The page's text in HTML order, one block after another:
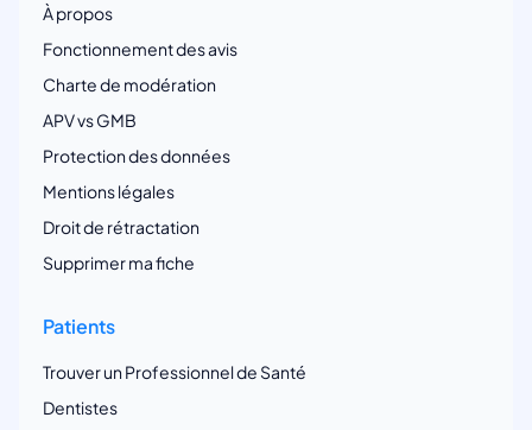
À propos
Fonctionnement des avis
Charte de modération
APV vs GMB
Protection des données
Mentions légales
Droit de rétractation
Supprimer ma fiche
Patients
Trouver un Professionnel de Santé
Dentistes